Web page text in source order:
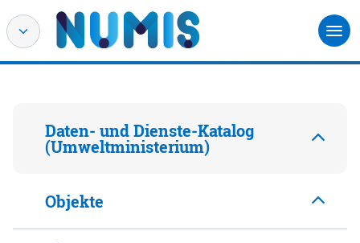
Daten- und Dienste-Katalog
(Umweltministerium)
Objekte